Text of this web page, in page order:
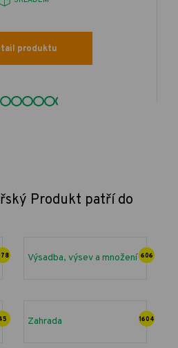
produktu
Produkt patří do
Výsadba, výsev a množení 606
Zahrada 1604